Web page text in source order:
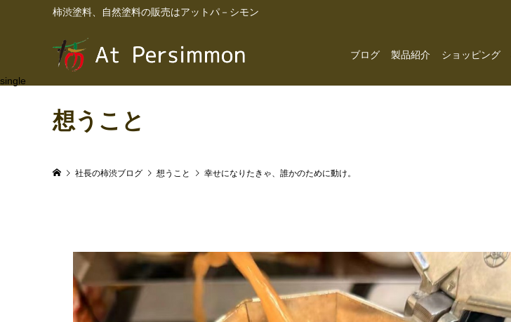
柿渋塗料、自然塗料の販売はアットパ－シモン
ブログ 製品紹介 ショッピング
single
想うこと
社長の柿渋ブログ 想うこと 幸せになりたきゃ、誰かのために動け。